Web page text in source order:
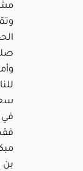
في
بن